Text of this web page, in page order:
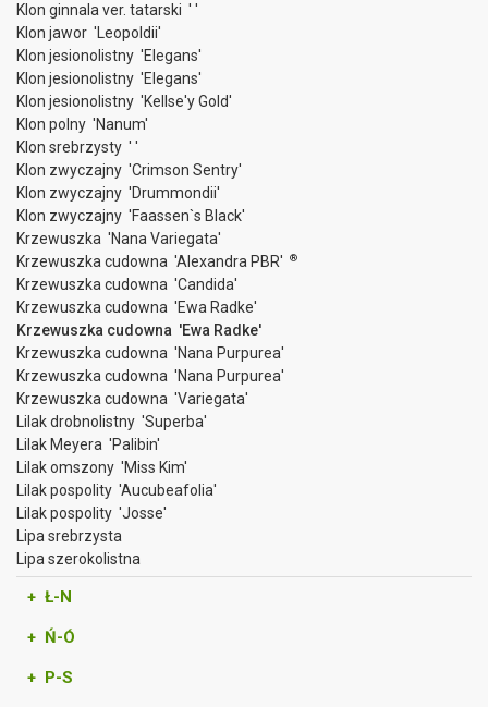
Klon ginnala ver. tatarski ' '
Klon jawor 'Leopoldii'
Klon jesionolistny 'Elegans'
Klon jesionolistny 'Elegans'
Klon jesionolistny 'Kellse'y Gold'
Klon polny 'Nanum'
Klon srebrzysty ' '
Klon zwyczajny 'Crimson Sentry'
Klon zwyczajny 'Drummondii'
Klon zwyczajny 'Faassen`s Black'
Krzewuszka 'Nana Variegata'
Krzewuszka cudowna 'Alexandra PBR'
®
Krzewuszka cudowna 'Candida'
Krzewuszka cudowna 'Ewa Radke'
Krzewuszka cudowna 'Ewa Radke'
Krzewuszka cudowna 'Nana Purpurea'
Krzewuszka cudowna 'Nana Purpurea'
Krzewuszka cudowna 'Variegata'
Lilak drobnolistny 'Superba'
Lilak Meyera 'Palibin'
Lilak omszony 'Miss Kim'
Lilak pospolity 'Aucubeafolia'
Lilak pospolity 'Josse'
Lipa srebrzysta
Lipa szerokolistna
+ Ł-N
+ Ń-Ó
+ P-S